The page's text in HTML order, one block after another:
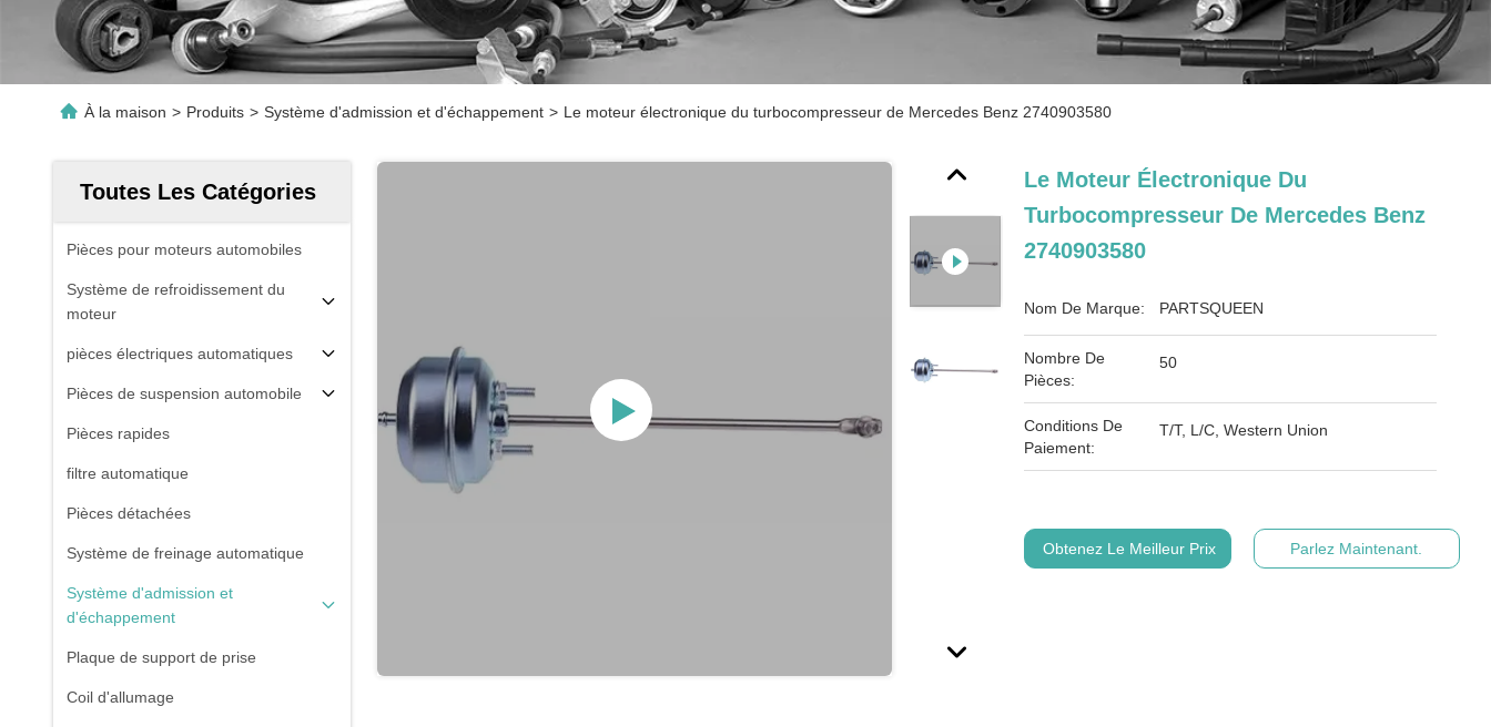
À la maison > Produits > Système d'admission et d'échappement > Le moteur électronique du turbocompresseur de Mercedes Benz 2740903580
Toutes Les Catégories
Pièces pour moteurs automobiles
Système de refroidissement du
moteur
pièces électriques automatiques
Pièces de suspension automobile
Pièces rapides
filtre automatique
Pièces détachées
Système de freinage automatique
Système d'admission et
d'échappement
Plaque de support de prise
Coil d'allumage
Le Moteur Électronique Du
Turbocompresseur De Mercedes Benz
2740903580
Nom De Marque: PARTSQUEEN
Nombre De
Pièces:
50
Conditions De
Paiement:
T/T, L/C, Western Union
Obtenez Le Meilleur Prix Parlez Maintenant.